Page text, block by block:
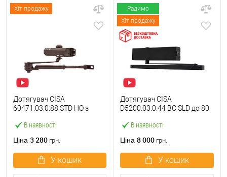
Хіт продажу
В наявності
Дотягувач CISA
60471.03.0.88 STD HO з
коричневий
Ціна 3 280 грн.
У кошик
Радимо
Хіт продажу
В наявності
Дотягувач CISA
D5200.03.0.44 BC SLD до 80
Ціна 8 000 грн.
У кошик